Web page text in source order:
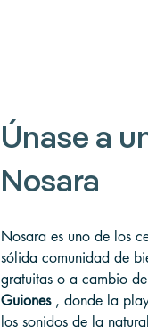
Únase a
Nosara
Nosara es uno de los
sólida comunidad de
gratuitas o a cambio
Guiones , donde la
los sonidos de la